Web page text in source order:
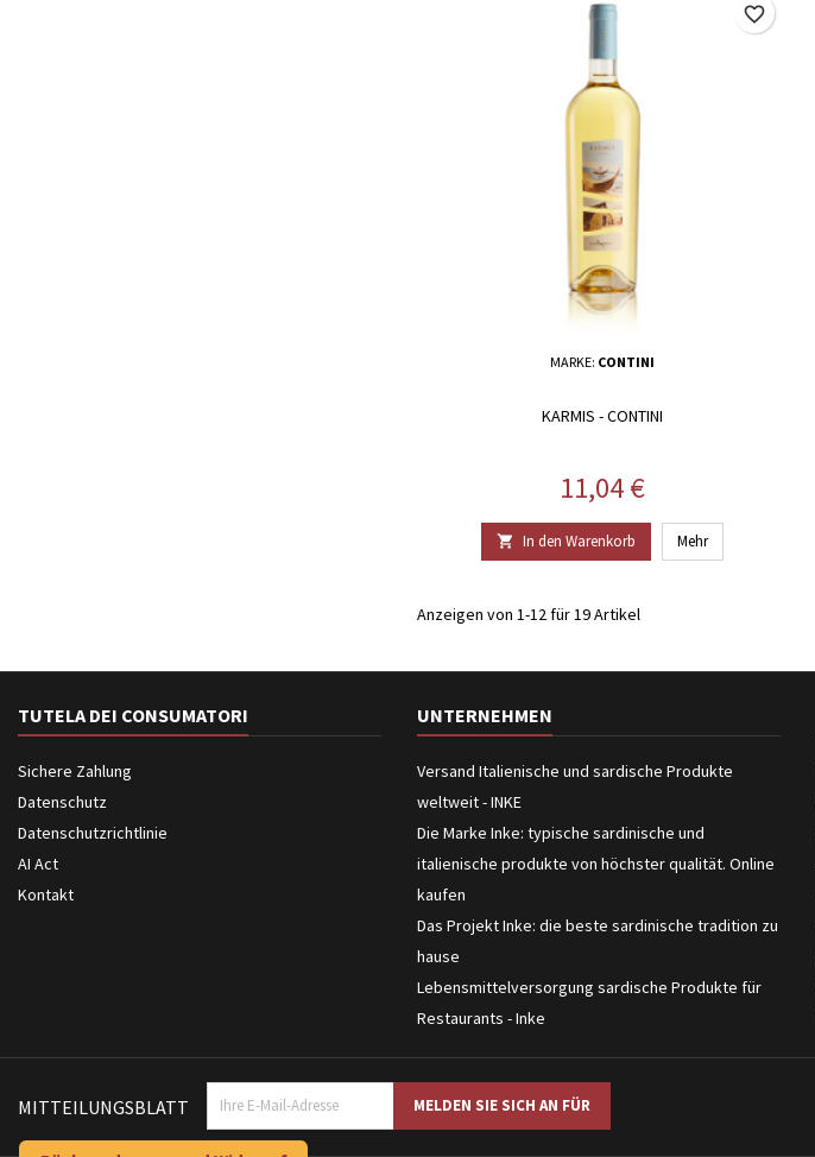
MARKE: CONTINI
KARMIS - CONTINI
Preis
11,04 €
 In den Warenkorb Mehr
favorite_border
Anzeigen von 1-12 für 19 Artikel
TUTELA DEI CONSUMATORI
Sichere Zahlung
Datenschutz
Datenschutzrichtlinie
AI Act
Kontakt
UNTERNEHMEN
Versand Italienische und sardische Produkte
weltweit - INKE
Die Marke Inke: typische sardinische und
italienische produkte von höchster qualität. Online
kaufen
Das Projekt Inke: die beste sardinische tradition zu
hause
Lebensmittelversorgung sardische Produkte für
Restaurants - Inke
MITTEILUNGSBLATT